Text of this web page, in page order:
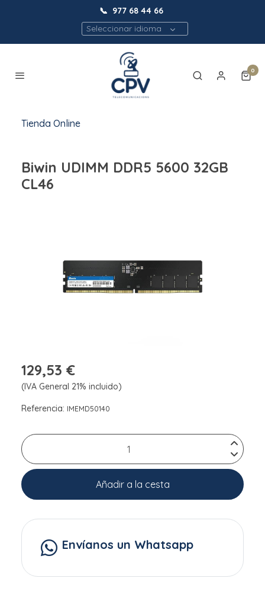
📞 977 68 44 66
Seleccionar idioma
0
Tienda Online
Biwin UDIMM DDR5 5600 32GB
CL46
129,53 €
(IVA General 21% incluido)
Referencia: IMEMD50140
Añadir a la cesta
Envíanos un Whatsapp